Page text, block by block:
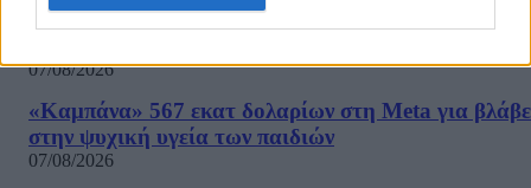
Washington Post: Ο Τραμπ φέρεται να έχει διαλέξει
07/08/2026
«Καμπάνα» 567 εκατ δολαρίων στη Meta για
στην ψυχική υγεία των παιδιών
07/08/2026